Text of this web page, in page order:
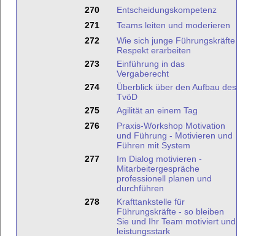
270
Entscheidungskompetenz
271
Teams leiten und moderieren
272
Wie sich junge Führungskräfte
Respekt erarbeiten
273
Einführung in das
Vergaberecht
274
Überblick über den Aufbau des
TvöD
275
Agilität an einem Tag
276
Praxis-Workshop Motivation
und Führung - Motivieren und
Führen mit System
277
Im Dialog motivieren -
Mitarbeitergespräche
professionell planen und
durchführen
278
Krafttankstelle für
Führungskräfte - so bleiben
Sie und Ihr Team motiviert und
leistungsstark